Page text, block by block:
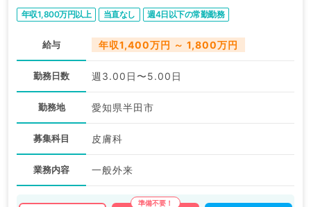
年収1,800万円以上 当直なし 週4日以下の常勤勤務
給与 年収1,400万円 ～ 1,800万円
勤務日数 週3.00日〜5.00日
勤務地 愛知県半田市
募集科目 皮膚科
業務内容 一般外来